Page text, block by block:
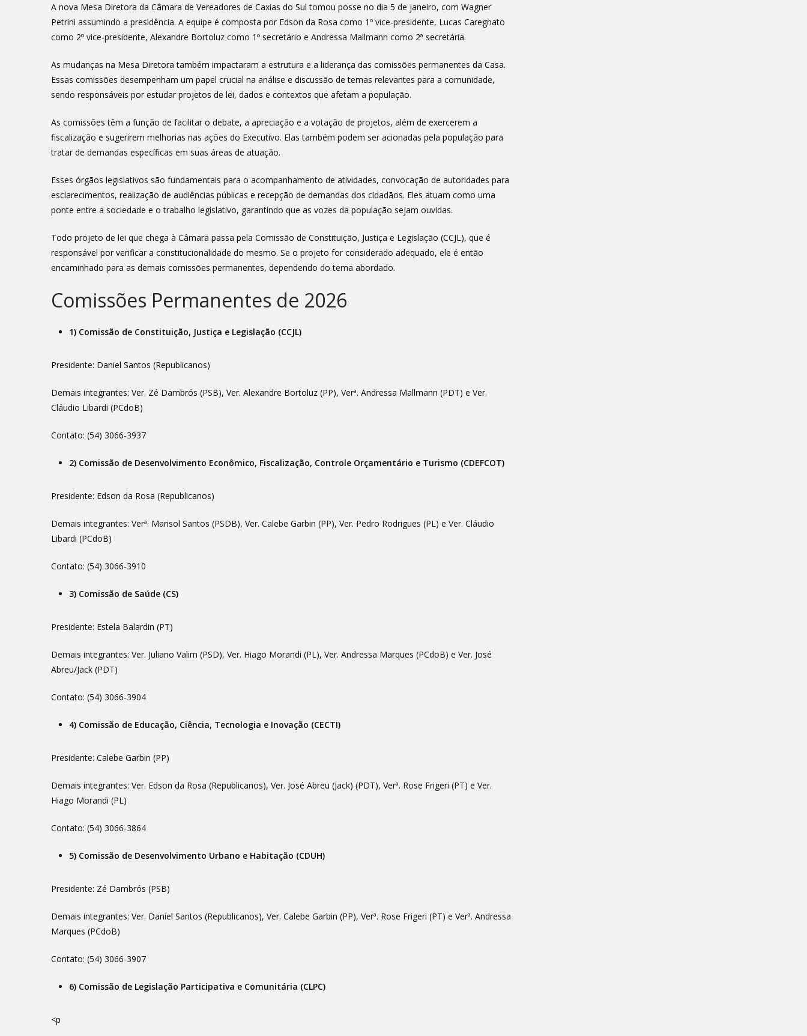
A nova Mesa Diretora da Câmara de Vereadores de Caxias do Sul tomou posse no dia 5 de janeiro, com Wagner
Petrini assumindo a presidência. A equipe é composta por Edson da Rosa como 1º vice-presidente, Lucas Caregnato
como 2º vice-presidente, Alexandre Bortoluz como 1º secretário e Andressa Mallmann como 2ª secretária.
As mudanças na Mesa Diretora também impactaram a estrutura e a liderança das comissões permanentes da Casa.
Essas comissões desempenham um papel crucial na análise e discussão de temas relevantes para a comunidade,
sendo responsáveis por estudar projetos de lei, dados e contextos que afetam a população.
As comissões têm a função de facilitar o debate, a apreciação e a votação de projetos, além de exercerem a
fiscalização e sugerirem melhorias nas ações do Executivo. Elas também podem ser acionadas pela população para
tratar de demandas específicas em suas áreas de atuação.
Esses órgãos legislativos são fundamentais para o acompanhamento de atividades, convocação de autoridades para
esclarecimentos, realização de audiências públicas e recepção de demandas dos cidadãos. Eles atuam como uma
ponte entre a sociedade e o trabalho legislativo, garantindo que as vozes da população sejam ouvidas.
Todo projeto de lei que chega à Câmara passa pela Comissão de Constituição, Justiça e Legislação (CCJL), que é
responsável por verificar a constitucionalidade do mesmo. Se o projeto for considerado adequado, ele é então
encaminhado para as demais comissões permanentes, dependendo do tema abordado.
Comissões Permanentes de 2026
1) Comissão de Constituição, Justiça e Legislação (CCJL)
Presidente: Daniel Santos (Republicanos)
Demais integrantes: Ver. Zé Dambrós (PSB), Ver. Alexandre Bortoluz (PP), Verª. Andressa Mallmann (PDT) e Ver.
Cláudio Libardi (PCdoB)
Contato: (54) 3066-3937
2) Comissão de Desenvolvimento Econômico, Fiscalização, Controle Orçamentário e Turismo (CDEFCOT)
Presidente: Edson da Rosa (Republicanos)
Demais integrantes: Verª. Marisol Santos (PSDB), Ver. Calebe Garbin (PP), Ver. Pedro Rodrigues (PL) e Ver. Cláudio
Libardi (PCdoB)
Contato: (54) 3066-3910
3) Comissão de Saúde (CS)
Presidente: Estela Balardin (PT)
Demais integrantes: Ver. Juliano Valim (PSD), Ver. Hiago Morandi (PL), Ver. Andressa Marques (PCdoB) e Ver. José
Abreu/Jack (PDT)
Contato: (54) 3066-3904
4) Comissão de Educação, Ciência, Tecnologia e Inovação (CECTI)
Presidente: Calebe Garbin (PP)
Demais integrantes: Ver. Edson da Rosa (Republicanos), Ver. José Abreu (Jack) (PDT), Verª. Rose Frigeri (PT) e Ver.
Hiago Morandi (PL)
Contato: (54) 3066-3864
5) Comissão de Desenvolvimento Urbano e Habitação (CDUH)
Presidente: Zé Dambrós (PSB)
Demais integrantes: Ver. Daniel Santos (Republicanos), Ver. Calebe Garbin (PP), Verª. Rose Frigeri (PT) e Verª. Andressa
Marques (PCdoB)
Contato: (54) 3066-3907
6) Comissão de Legislação Participativa e Comunitária (CLPC)
<p